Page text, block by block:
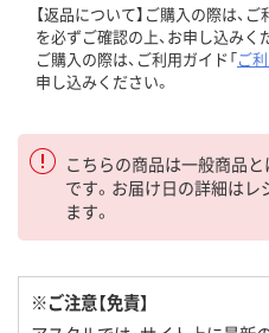
【返品について】ご購入の際は、
を必ずご確認の上、お申し込みく
ご購入の際は、ご利用ガイド「ご
申し込みください。
こちらの商品は一般商品
です。お届け日の詳細は
ます。
※ご注意【免責】